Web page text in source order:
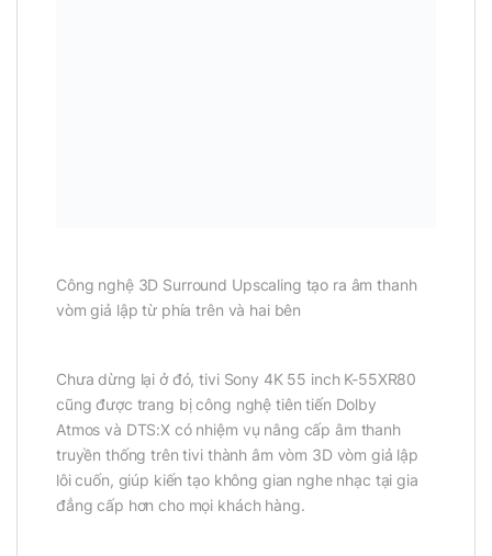
Công nghệ 3D Surround Upscaling tạo ra âm thanh
vòm giả lập từ phía trên và hai bên
Chưa dừng lại ở đó, tivi Sony 4K 55 inch K-55XR80
cũng được trang bị công nghệ tiên tiến Dolby
Atmos và DTS:X có nhiệm vụ nâng cấp âm thanh
truyền thống trên tivi thành âm vòm 3D vòm giả lập
lôi cuốn, giúp kiến tạo không gian nghe nhạc tại gia
đẳng cấp hơn cho mọi khách hàng.